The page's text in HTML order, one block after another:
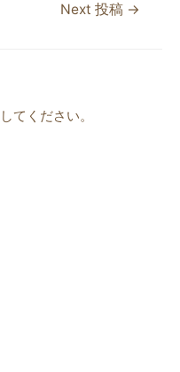
Next 投稿 →
してください。